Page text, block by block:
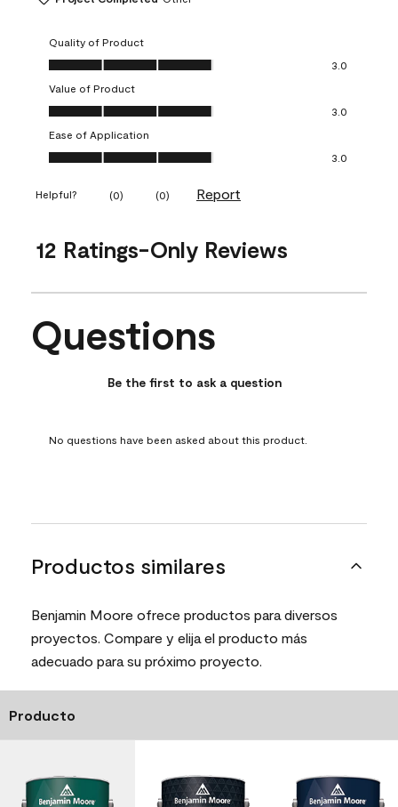
Quality of Product
Quality of Product, 3.0 out of 5
3.0
Value of Product
Value of Product, 3.0 out of 5
3.0
Ease of Application
Ease of Application, 3.0 out of 5
3.0
Helpful? (0) (0) Report
12 Ratings-Only Reviews
No questions have been asked about this product.
Questions
Be the first to ask a question
No questions have been asked about this product.
Productos similares
Benjamin Moore ofrece productos para diversos
proyectos. Compare y elija el producto más
adecuado para su próximo proyecto.
Producto